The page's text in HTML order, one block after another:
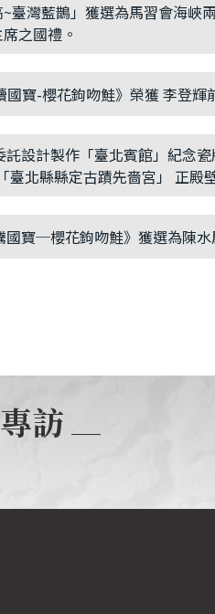
臺灣藍鵲」獲選為馬習會海峽
之國禮。
國寶-櫻花鉤吻鮭》榮獲 李登輝
託設計製作「臺北賓館」紀念瓷
臺北縣縣定古蹟先嗇宮」 正殿
國寶─櫻花鉤吻鮭》獲選為陳
訪